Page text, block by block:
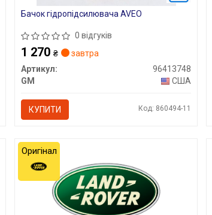
Бачок гідропідсилювача AVEO
0 відгуків
1 270₴
завтра
Артикул:
96413748
GM
США
КУПИТИ Код: 860494-11
Оригінал